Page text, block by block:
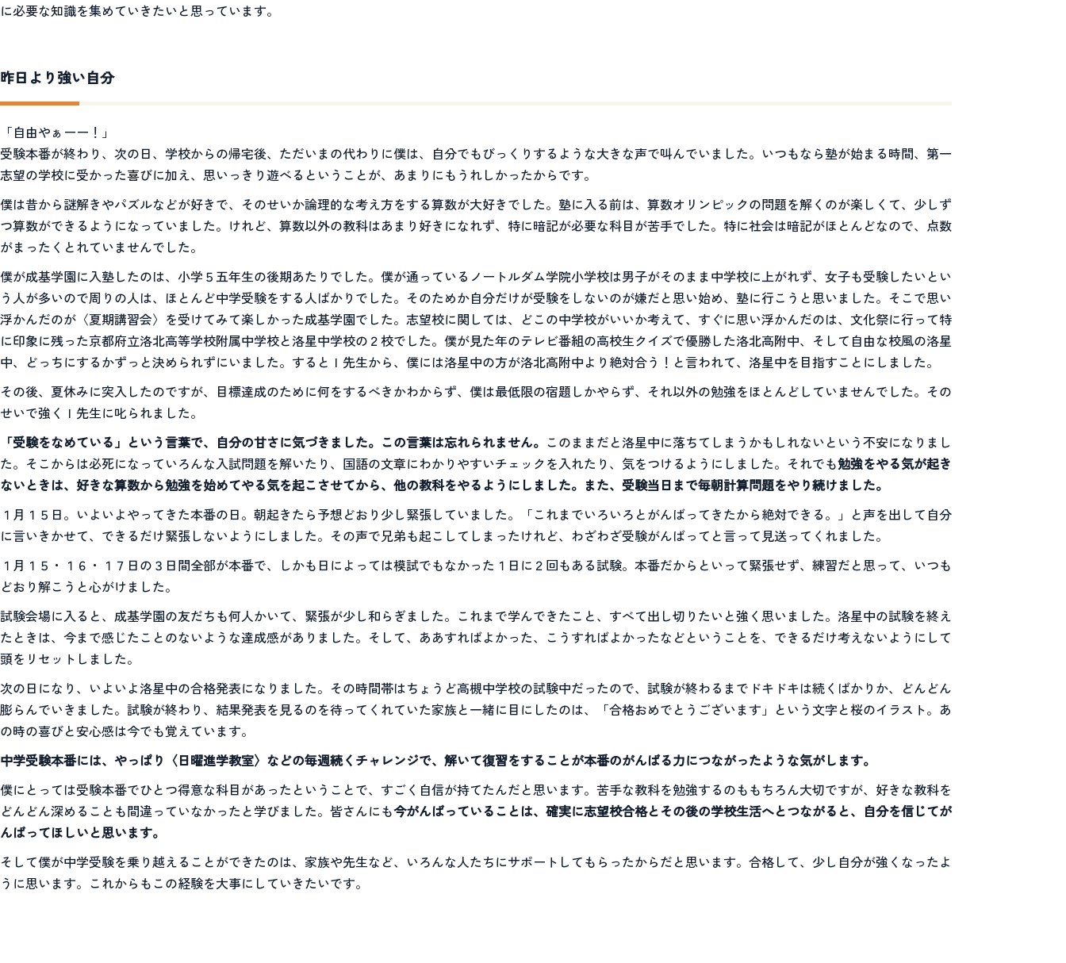
に必要な知識を集めていきたいと思っています。
昨日より強い自分
「自由やぁーー！」
受験本番が終わり、次の日、学校からの帰宅後、ただいまの代わりに僕は、自分でもびっくりするような大きな声で叫んでいました。いつもなら塾が始まる時間、第一
志望の学校に受かった喜びに加え、思いっきり遊べるということが、あまりにもうれしかったからです。
僕は昔から謎解きやパズルなどが好きで、そのせいか論理的な考え方をする算数が大好きでした。塾に入る前は、算数オリンピックの問題を解くのが楽しくて、少しず
つ算数ができるようになっていました。けれど、算数以外の教科はあまり好きになれず、特に暗記が必要な科目が苦手でした。特に社会は暗記がほとんどなので、点数
がまったくとれていませんでした。
僕が成基学園に入塾したのは、小学５五年生の後期あたりでした。僕が通っているノートルダム学院小学校は男子がそのまま中学校に上がれず、女子も受験したいとい
う人が多いので周りの人は、ほとんど中学受験をする人ばかりでした。そのためか自分だけが受験をしないのが嫌だと思い始め、塾に行こうと思いました。そこで思い
浮かんだのが〈夏期講習会〉を受けてみて楽しかった成基学園でした。志望校に関しては、どこの中学校がいいか考えて、すぐに思い浮かんだのは、文化祭に行って特
に印象に残った京都府立洛北高等学校附属中学校と洛星中学校の２校でした。僕が見た年のテレビ番組の高校生クイズで優勝した洛北高附中、そして自由な校風の洛星
中、どっちにするかずっと決められずにいました。するとＩ先生から、僕には洛星中の方が洛北高附中より絶対合う！と言われて、洛星中を目指すことにしました。
その後、夏休みに突入したのですが、目標達成のために何をするべきかわからず、僕は最低限の宿題しかやらず、それ以外の勉強をほとんどしていませんでした。その
せいで強くＩ先生に叱られました。
「受験をなめている」という言葉で、自分の甘さに気づきました。この言葉は忘れられません。 このままだと洛星中に落ちてしまうかもしれないという不安になりまし
た。そこからは必死になっていろんな入試問題を解いたり、国語の文章にわかりやすいチェックを入れたり、気をつけるようにしました。それでも勉強をやる気が起き
ないときは、好きな算数から勉強を始めてやる気を起こさせてから、他の教科をやるようにしました。また、受験当日まで毎朝計算問題をやり続けました。
１月１５日。いよいよやってきた本番の日。朝起きたら予想どおり少し緊張していました。「これまでいろいろとがんばってきたから絶対できる。」と声を出して自分
に言いきかせて、できるだけ緊張しないようにしました。その声で兄弟も起こしてしまったけれど、わざわざ受験がんばってと言って見送ってくれました。
１月１５・１６・１７日の３日間全部が本番で、しかも日によっては模試でもなかった１日に２回もある試験。本番だからといって緊張せず、練習だと思って、いつも
どおり解こうと心がけました。
試験会場に入ると、成基学園の友だちも何人かいて、緊張が少し和らぎました。これまで学んできたこと、すべて出し切りたいと強く思いました。洛星中の試験を終え
たときは、今まで感じたことのないような達成感がありました。そして、ああすればよかった、こうすればよかったなどということを、できるだけ考えないようにして
頭をリセットしました。
次の日になり、いよいよ洛星中の合格発表になりました。その時間帯はちょうど高槻中学校の試験中だったので、試験が終わるまでドキドキは続くばかりか、どんどん
膨らんでいきました。試験が終わり、結果発表を見るのを待ってくれていた家族と一緒に目にしたのは、「合格おめでとうございます」という文字と桜のイラスト。あ
の時の喜びと安心感は今でも覚えています。
中学受験本番には、やっぱり〈日曜進学教室〉などの毎週続くチャレンジで、解いて復習をすることが本番のがんばる力につながったような気がします。
僕にとっては受験本番でひとつ得意な科目があったということで、すごく自信が持てたんだと思います。苦手な教科を勉強するのももちろん大切ですが、好きな教科を
どんどん深めることも間違っていなかったと学びました。皆さんにも今がんばっていることは、確実に志望校合格とその後の学校生活へとつながると、自分を信じてが
んばってほしいと思います。
そして僕が中学受験を乗り越えることができたのは、家族や先生など、いろんな人たちにサポートしてもらったからだと思います。合格して、少し自分が強くなったよ
うに思います。これからもこの経験を大事にしていきたいです。